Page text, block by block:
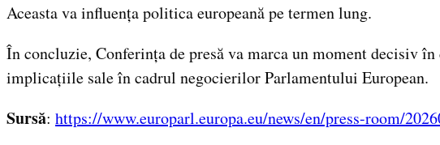
Aceasta va influența politica europeană pe termen lung.
În concluzie, Conferința de presă va marca un moment decisiv
implicațiile sale în cadrul negocierilor Parlamentului European.
Sursă: https://www.europarl.europa.eu/news/en/press-room/